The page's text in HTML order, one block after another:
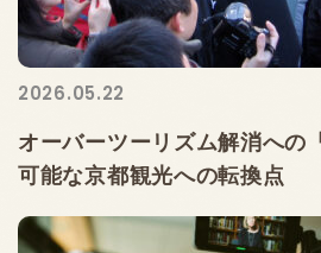
2026.05.22
オーバーツーリズム解消への
可能な京都観光への転換点